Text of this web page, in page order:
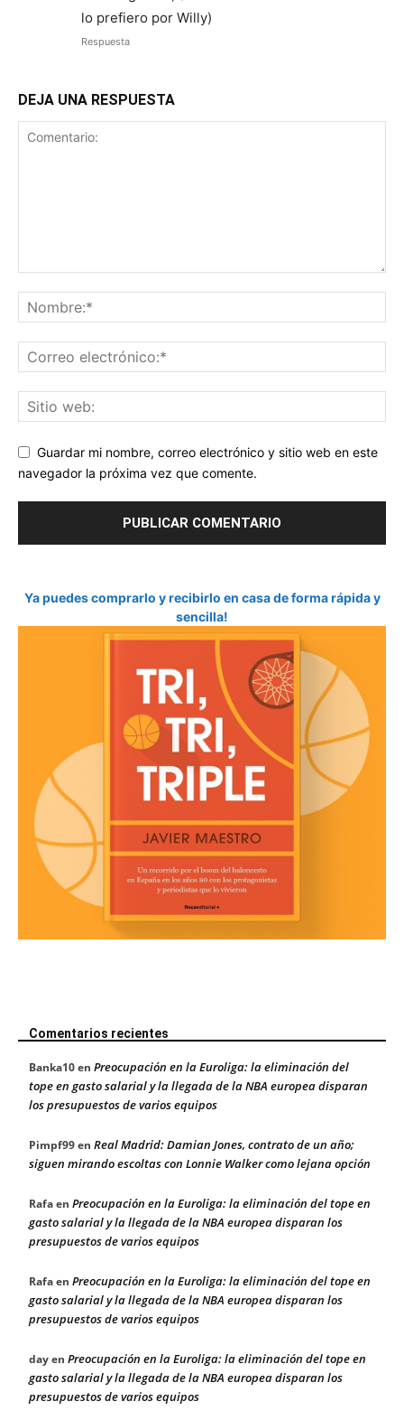
lo prefiero por Willy)
Respuesta
DEJA UNA RESPUESTA
Guardar mi nombre, correo electrónico y sitio web en este
navegador la próxima vez que comente.
Ya puedes comprarlo y recibirlo en casa de forma rápida y
sencilla!
Comentarios recientes
Banka10en Preocupación en la Euroliga: la eliminación del
tope en gasto salarial y la llegada de la NBA europea disparan
los presupuestos de varios equipos
Pimpf99en Real Madrid: Damian Jones, contrato de un año;
siguen mirando escoltas con Lonnie Walker como lejana opción
Rafaen Preocupación en la Euroliga: la eliminación del tope en
gasto salarial y la llegada de la NBA europea disparan los
presupuestos de varios equipos
Rafaen Preocupación en la Euroliga: la eliminación del tope en
gasto salarial y la llegada de la NBA europea disparan los
presupuestos de varios equipos
dayen Preocupación en la Euroliga: la eliminación del tope en
gasto salarial y la llegada de la NBA europea disparan los
presupuestos de varios equipos